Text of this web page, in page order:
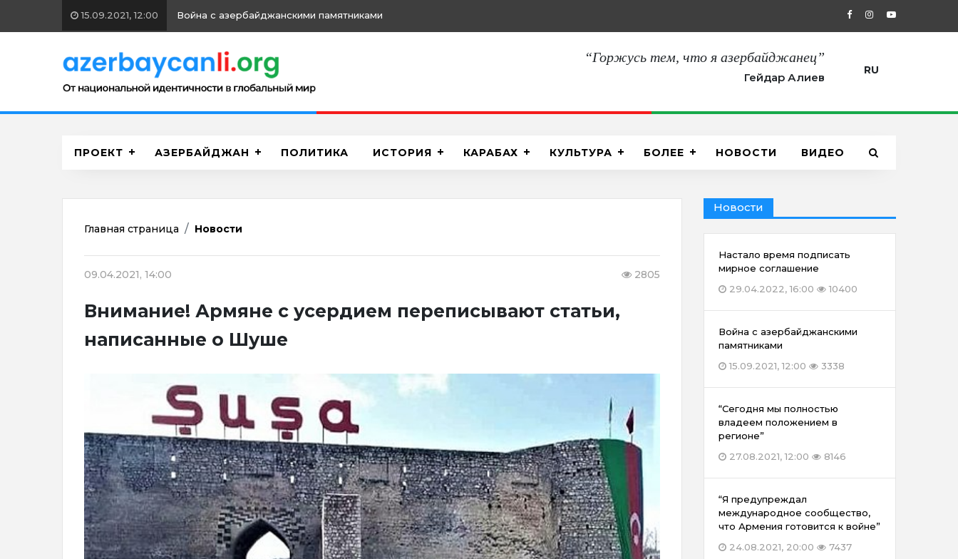
15.09.2021, 12:00 Война с азербайджанскими памятниками 27.08.2021, 12:00 “Сегодня мы
“Горжусь тем, что я азербайджанец”
Гейдар Алиев
RU
ПРОЕКТ АЗЕРБАЙДЖАН ПОЛИТИКА ИСТОРИЯ КАРАБАХ КУЛЬТУРА БОЛЕЕ НОВОСТИ ВИДЕО
Главная страница Новости
09.04.2021, 14:00 2805
Внимание! Армяне с усердием переписывают статьи,
написанные о Шуше
Новости
Настало время подписать
мирное соглашение
29.04.2022, 16:00
10400
Война с азербайджанскими
памятниками
15.09.2021, 12:00
3338
“Сегодня мы полностью
владеем положением в
регионе”
27.08.2021, 12:00
8146
“Я предупреждал
международное сообщество,
что Армения готовится к войне”
24.08.2021, 20:00
7437